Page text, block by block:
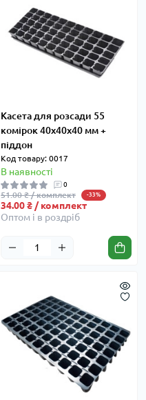
Касета для розсади 55
комірок 40x40x40 мм +
піддон
Код товару: 0017
В наявності
0
51.00 ₴ / комплект -33%
34.00 ₴ / комплект
Оптом і в роздріб